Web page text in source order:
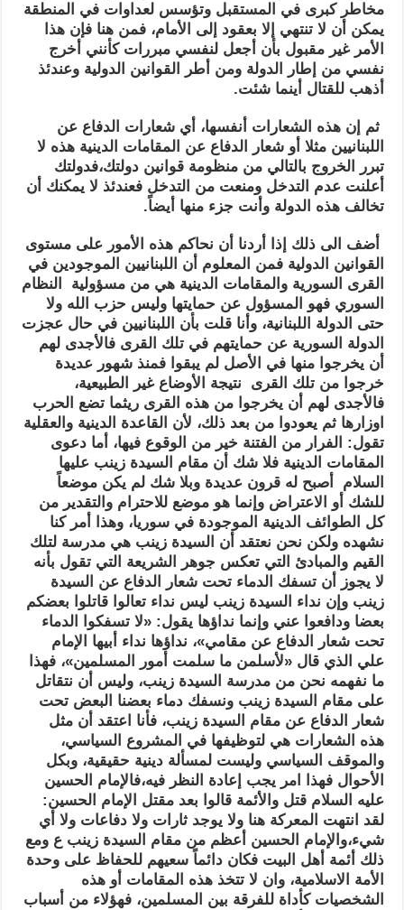
مخاطر كبرى في المستقبل وتؤسس لعداوات في المنطقة
يمكن أن لا تنتهي إلا بعقود إلى الأمام، فمن هنا فإن هذا
الأمر غير مقبول بأن أجعل لنفسي مبررات كأنني أخرج
نفسي من إطار الدولة ومن أطر القوانين الدولية وعندئذ
أذهب للقتال أينما شئت.
ثم إن هذه الشعارات أنفسها، أي شعارات الدفاع عن
اللبنانيين مثلا أو شعار الدفاع عن المقامات الدينية هذه لا
تبرر الخروج بالتالي من منظومة قوانين دولتك،فدولتك
أعلنت عدم التدخل ومنعت من التدخل فعندئذ لا يمكنك أن
تخالف هذه الدولة وأنت جزء منها أيضاً.
أضف الى ذلك إذا أردنا أن نحاكم هذه الأمور على مستوى
القوانين الدولية فمن المعلوم أن اللبنانيين الموجودين في
القرى السورية والمقامات الدينية هي من مسؤولية النظام
السوري فهو المسؤول عن حمايتها وليس حزب الله ولا
حتى الدولة اللبنانية، وأنا قلت بأن اللبنانيين في حال عجزت
الدولة السورية عن حمايتهم في تلك القرى فالأجدى لهم
أن يخرجوا منها في الأصل لم يبقوا فمنذ شهور عديدة
خرجوا من تلك القرى نتيجة الأوضاع غير الطبيعية،
فالأجدى لهم أن يخرجوا من هذه القرى ريثما تضع الحرب
اوزارها ثم يعودوا من بعد ذلك، لأن القاعدة الدينية والعقلية
تقول: الفرار من الفتنة خير من الوقوع فيها، أما دعوى
المقامات الدينية فلا شك أن مقام السيدة زينب عليها
السلام أصبح له قرون عديدة وبلا شك لم يكن موضعاً
للشك أو الاعتراض وإنما هو موضع للاحترام والتقدير من
كل الطوائف الدينية الموجودة في سوريا، وهذا أمر كنا
نشهده ولكن نحن نعتقد أن السيدة زينب هي مدرسة لتلك
القيم والمبادئ التي تعكس جوهر الشريعة التي تقول بأنه
لا يجوز أن تسفك الدماء تحت شعار الدفاع عن السيدة
زينب وإن نداء السيدة زينب ليس نداء تعالوا قاتلوا بعضكم
بعضا ودافعوا عني وإنما نداؤها يقول: «لا تسفكوا الدماء
تحت شعار الدفاع عن مقامي»، نداؤها نداء أبيها الإمام
علي الذي قال «لأسلمن ما سلمت أمور المسلمين»، فهذا
ما نفهمه نحن من مدرسة السيدة زينب، وليس أن نتقاتل
على مقام السيدة زينب ونسفك دماء بعضنا البعض تحت
شعار الدفاع عن مقام السيدة زينب، فأنا اعتقد أن مثل
هذه الشعارات هي لتوظيفها في المشروع السياسي،
والموقف السياسي وليست لمسألة دينية حقيقية، وبكل
الأحوال فهذا امر يجب إعادة النظر فيه،فالإمام الحسين
عليه السلام قتل والأئمة قالوا بعد مقتل الإمام الحسين:
لقد انتهت المعركة هنا ولا يوجد ثارات ولا دفاعات ولا أي
شيء،والإمام الحسين أعظم من مقام السيدة زينب ع ومع
ذلك أئمة أهل البيت فكان دائماً سعيهم للحفاظ على وحدة
الأمة الاسلامية، وان لا تتخذ هذه المقامات أو هذه
الشخصيات كأداة للفرقة بين المسلمين، فهؤلاء من أسباب